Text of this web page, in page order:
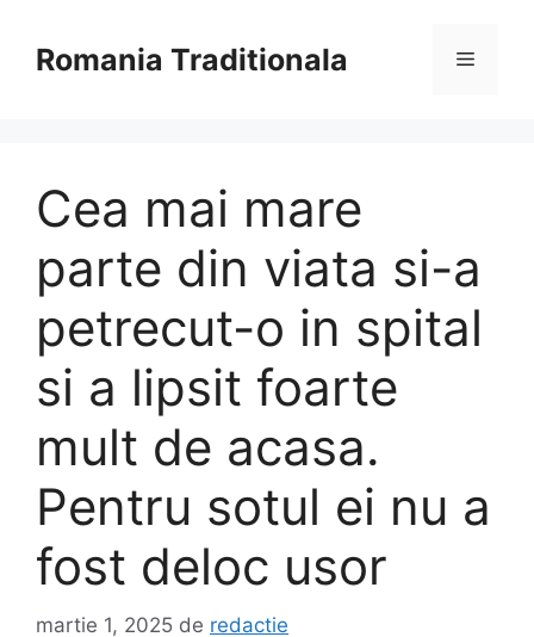
conținutRomania Traditionala Meniu
Cea mai mare
parte din viata si-a
petrecut-o in spital
si a lipsit foarte
mult de acasa.
Pentru sotul ei nu a
fost deloc usor
martie 1, 2025 de redactie